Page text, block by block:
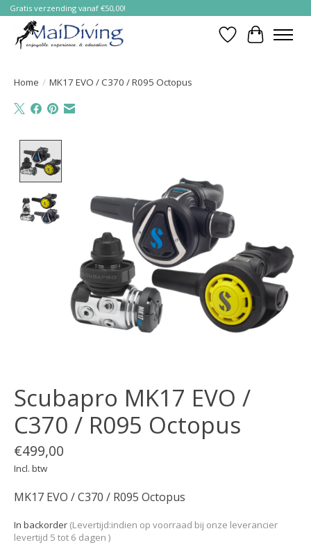
Gratis verzending vanaf €50,00!
Verlanglijst
Home / MK17 EVO / C370 / R095 Octopus
Scubapro MK17 EVO /
C370 / R095 Octopus
€499,00
Incl. btw
MK17 EVO / C370 / R095 Octopus
In backorder (Levertijd:indien op voorraad bij onze leverancier
levertijd 5 tot 6 dagen )